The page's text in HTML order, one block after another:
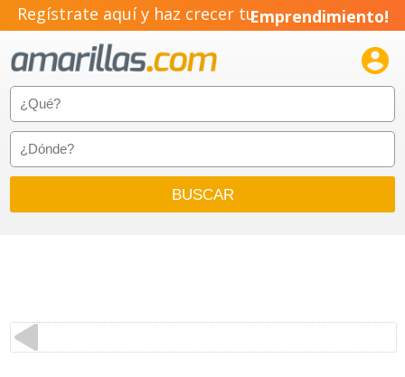
Regístrate aquí y haz crecer tuEmprendimiento!
